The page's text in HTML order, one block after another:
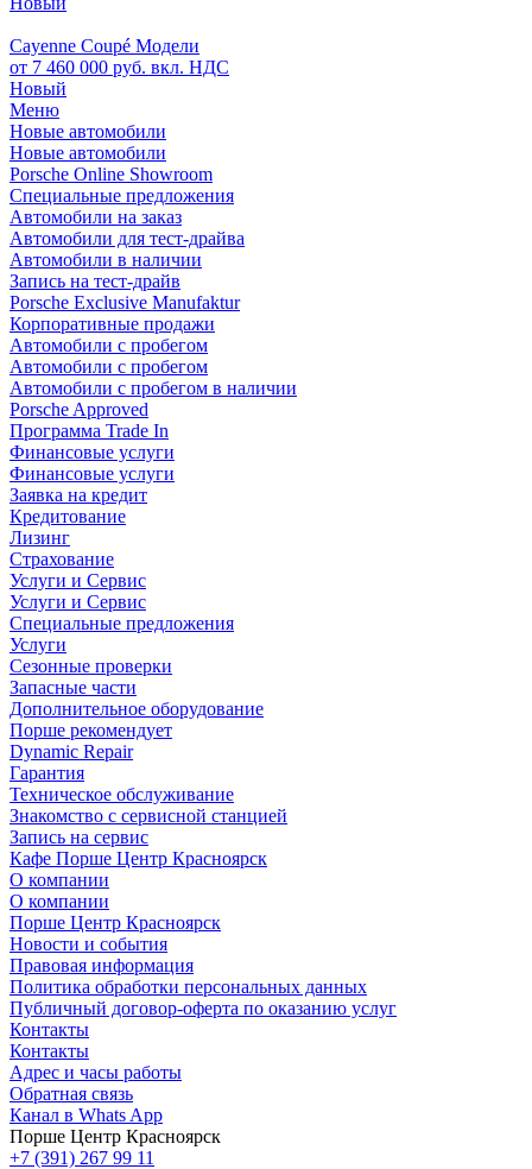
Cayenne Coupé Модели
от 7 460 000 руб. вкл. НДС
Новый
Меню
Новые автомобили
Новые автомобили
Porsche Online Showroom
Специальные предложения
Автомобили на заказ
Автомобили для тест-драйва
Автомобили в наличии
Запись на тест-драйв
Porsche Exclusive Manufaktur
Корпоративные продажи
Автомобили с пробегом
Автомобили с пробегом
Автомобили с пробегом в наличии
Porsche Approved
Программа Trade In
Финансовые услуги
Финансовые услуги
Заявка на кредит
Кредитование
Лизинг
Страхование
Услуги и Сервис
Услуги и Сервис
Специальные предложения
Услуги
Сезонные проверки
Запасные части
Дополнительное оборудование
Порше рекомендует
Dynamic Repair
Гарантия
Техническое обслуживание
Знакомство с сервисной станцией
Запись на сервис
Кафе Порше Центр Красноярск
О компании
О компании
Порше Центр Красноярск
Новости и события
Правовая информация
Политика обработки персональных данных
Публичный договор-оферта по оказанию услуг
Контакты
Контакты
Адрес и часы работы
Обратная связь
Канал в Whats App
Порше Центр Красноярск
+7 (391) 267 99 11